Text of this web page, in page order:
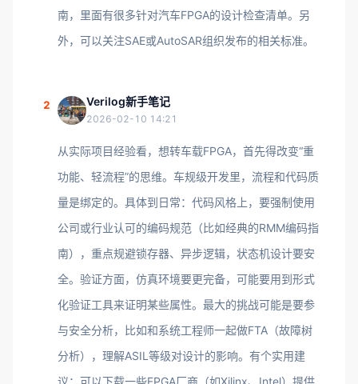
南，里面有很多针对汽车FPGA的设计检查清单。另
外，可以关注SAE或AutoSAR组织发布的相关标准。
2 Verilog新手笔记
2026-02-10 14:21
从实际项目经验看，想转车载FPGA，首先得改变“重
功能、轻流程”的思维。车规级开发里，流程和代码质
量是绑定的。具体到日常：代码风格上，要强制使用
公司或行业认可的编码规范（比如经典的RMM编码指
南），重点规避锁存器、异步逻辑，状态机设计要安
全。验证方面，仿真环境要更完备，可能要用到形式
化验证工具来证明某些属性。最大的挑战可能是要参
与安全分析，比如和系统工程师一起做FTA（故障树
分析），理解ASIL等级对设计的影响。有个实用建
议：可以下载一些FPGA厂商（如Xilinx、Intel）提供